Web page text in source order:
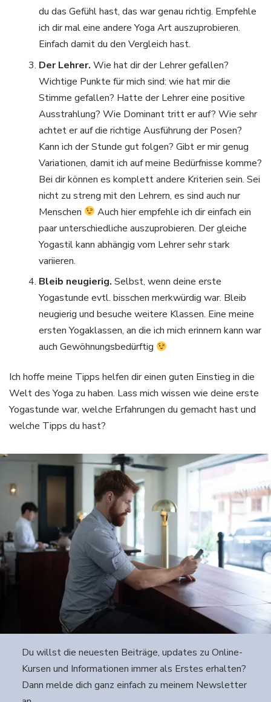
du das Gefühl hast, das war genau richtig. Empfehle
ich dir mal eine andere Yoga Art auszuprobieren.
Einfach damit du den Vergleich hast.
Der Lehrer. Wie hat dir der Lehrer gefallen?
Wichtige Punkte für mich sind: wie hat mir die
Stimme gefallen? Hatte der Lehrer eine positive
Ausstrahlung? Wie Dominant tritt er auf? Wie sehr
achtet er auf die richtige Ausführung der Posen?
Kann ich der Stunde gut folgen? Gibt er mir genug
Variationen, damit ich auf meine Bedürfnisse komme?
Bei dir können es komplett andere Kriterien sein. Sei
nicht zu streng mit den Lehrern, es sind auch nur
Menschen
Auch hier empfehle ich dir einfach ein
paar unterschiedliche auszuprobieren. Der gleiche
Yogastil kann abhängig vom Lehrer sehr stark
variieren.
Bleib neugierig. Selbst, wenn deine erste
Yogastunde evtl. bisschen merkwürdig war. Bleib
neugierig und besuche weitere Klassen. Eine meine
ersten Yogaklassen, an die ich mich erinnern kann war
auch Gewöhnungsbedürftig
Ich hoffe meine Tipps helfen dir einen guten Einstieg in die
Welt des Yoga zu haben. Lass mich wissen wie deine erste
Yogastunde war, welche Erfahrungen du gemacht hast und
welche Tipps du hast?
Du willst die neuesten Beiträge, updates zu Online-
Kursen und Informationen immer als Erstes erhalten?
Dann melde dich ganz einfach zu meinem Newsletter